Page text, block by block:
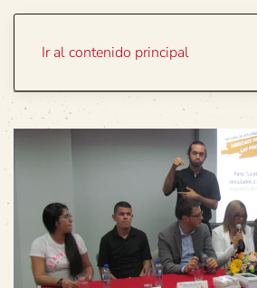
Ir al contenido principal